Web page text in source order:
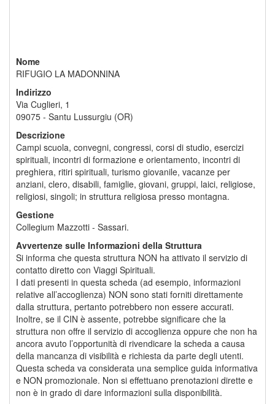
Nome
RIFUGIO LA MADONNINA
Indirizzo
Via Cuglieri, 1
09075 - Santu Lussurgiu (OR)
Descrizione
Campi scuola, convegni, congressi, corsi di studio, esercizi
spirituali, incontri di formazione e orientamento, incontri di
preghiera, ritiri spirituali, turismo giovanile, vacanze per
anziani, clero, disabili, famiglie, giovani, gruppi, laici, religiose,
religiosi, singoli; in struttura religiosa presso montagna.
Gestione
Collegium Mazzotti - Sassari.
Avvertenze sulle Informazioni della Struttura
Si informa che questa struttura NON ha attivato il servizio di
contatto diretto con Viaggi Spirituali.
I dati presenti in questa scheda (ad esempio, informazioni
relative all’accoglienza) NON sono stati forniti direttamente
dalla struttura, pertanto potrebbero non essere accurati.
Inoltre, se il CIN è assente, potrebbe significare che la
struttura non offre il servizio di accoglienza oppure che non ha
ancora avuto l’opportunità di rivendicare la scheda a causa
della mancanza di visibilità e richiesta da parte degli utenti.
Questa scheda va considerata una semplice guida informativa
e NON promozionale. Non si effettuano prenotazioni dirette e
non è in grado di dare informazioni sulla disponibilità.